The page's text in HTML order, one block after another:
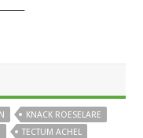
KNACK ROESELARE
TECTUM ACHEL